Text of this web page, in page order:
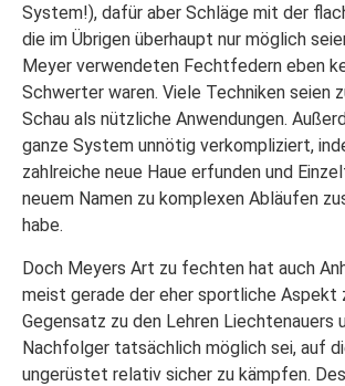
System!), dafür aber Schläge mit der
die im Übrigen überhaupt nur möglich
Meyer verwendeten Fechtfedern eben
Schwerter waren. Viele Techniken seien
Schau als nützliche Anwendungen.
ganze System unnötig verkompliziert,
zahlreiche neue Haue erfunden und
neuem Namen zu komplexen Abläufen
habe.
Doch Meyers Art zu fechten hat auch
meist gerade der eher sportliche Aspekt
Gegensatz zu den Lehren Liechtenauers
Nachfolger tatsächlich möglich sei, auf
ungerüstet relativ sicher zu kämpfen.